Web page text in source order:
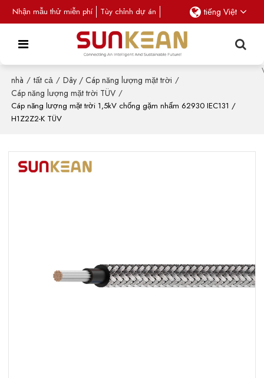
Nhận mẫu thử miễn phí Tùy chỉnh dự án tiếng Việt
nhà / tất cả / Dây / Cáp năng lượng mặt trời /
Cáp năng lượng mặt trời TÜV /
Cáp năng lượng mặt trời 1,5kV chống gặm nhấm 62930 IEC131 /
H1Z2Z2-K TÜV